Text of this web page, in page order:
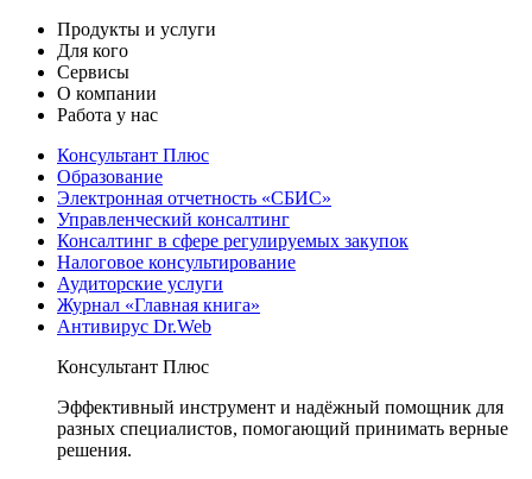
Продукты и услуги
Для кого
Сервисы
О компании
Работа у нас
Консультант Плюс
Образование
Электронная отчетность «СБИС»
Управленческий консалтинг
Консалтинг в сфере регулируемых закупок
Налоговое консультирование
Аудиторские услуги
Журнал «Главная книга»
Антивирус Dr.Web
Консультант Плюс
Эффективный инструмент и надёжный помощник для
разных специалистов, помогающий принимать верные
решения.